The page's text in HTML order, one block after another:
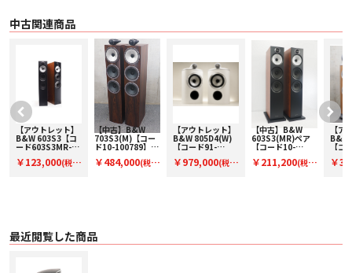
中古関連商品
【アウトレット】
B&W 603S3【コ
ード603S3MR-
ーカー(ペアのみ)
￥123,000(税
【中古】B&W
703S3(M)【コー
ド10-100789】フ
(ペア)
￥484,000(税
【アウトレット】
B&W 805D4(W)
【コード91-
シェルフスピーカ
￥979,000(税
【中古】B&W
603S3(MR)ペア
【コード10-
型スピーカー(ペ
￥211,200(税
【ア
B&W
【コ
型ス
￥
最近閲覧した商品